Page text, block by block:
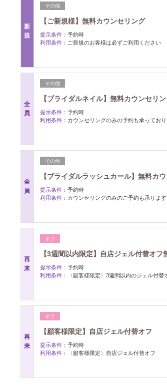
新
規
その他
【ご新規様】無料カウンセリング
提示条件： 予約時
利用条件： ご新規のお客様は必ずご利用ください
全
員
その他
【ブライダルネイル】無料カウンセリ
提示条件： 予約時
利用条件： カウンセリングのみの予約も承ってお
全
員
その他
【ブライダルラッシュカール】無料カ
提示条件： 予約時
利用条件： カウンセリングのみのご予約も承ります
再
来
オフ
【3週間以内限定】自店ジェル付替オフ
提示条件： 予約時
利用条件：
〈顧客様限定〉3週間以内のジェル付替
再
来
オフ
【顧客様限定】自店ジェル付替オフ
提示条件： 予約時
利用条件：
〈顧客様限定〉自店ジェル付替オフ